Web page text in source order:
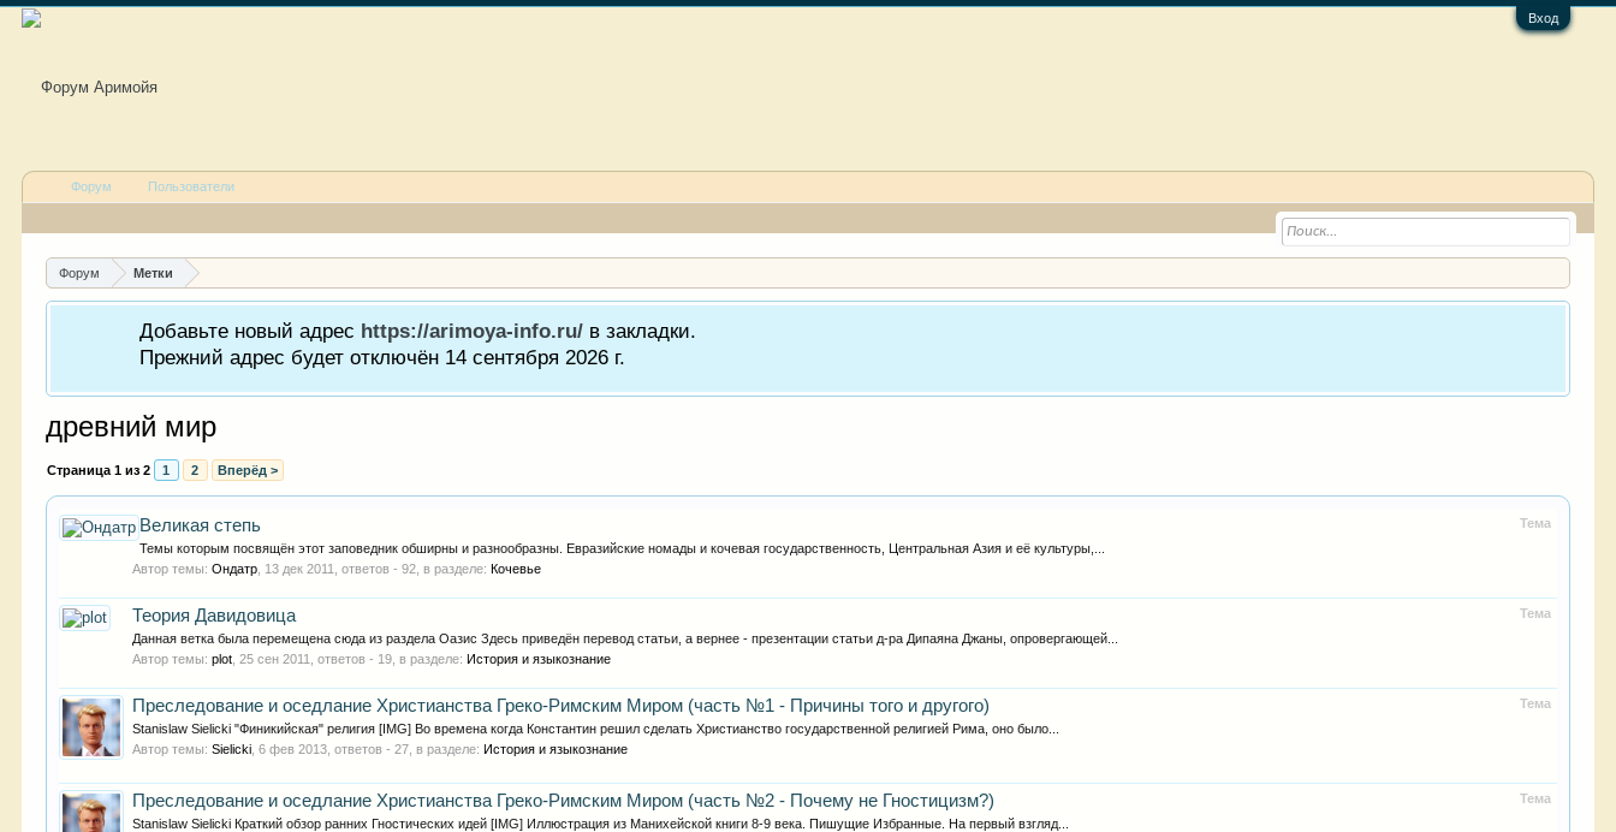
Вход
Форум Метки
Добавьте новый адрес https://arimoya-info.ru/ в закладки.
Прежний адрес будет отключён 14 сентября 2026 г.
древний мир
Страница 1 из 2 1 2 Вперёд >
Тема
Великая степь
Темы которым посвящён этот заповедник обширны и разнообразны. Евразийские номады и кочевая государственность, Центральная Азия и её культуры,...
Автор темы:Ондатр 13 дек 2011 , ответов - 92, в разделе:Кочевье
Тема
Теория Давидовица
Данная ветка была перемещена сюда из раздела Оазис Здесь приведён перевод статьи, а вернее - презентации статьи д-ра Дипаяна Джаны, опровергающей...
Автор темы:plot ,25 сен 2011 , ответов - 19, в разделе:История и языкознание
Тема
Преследование и оседлание Христианства Греко-Римским Миром (часть №1 - Причины того и другого)
Stanislaw Sielicki "Финикийская" религия [IMG] Во времена когда Константин решил сделать Христианство государственной религией Рима, оно было...
Автор темы:Sielicki ,6 фев 2013 , ответов - 27, в разделе:История и языкознание
Тема
Преследование и оседлание Христианства Греко-Римским Миром (часть №2 - Почему не Гностицизм?)
Stanislaw Sielicki Краткий обзор ранних Гностических идей [IMG] Иллюстрация из Манихейской книги 8-9 века. Пишущие Избранные. На первый взгляд...
Форум Пользователи